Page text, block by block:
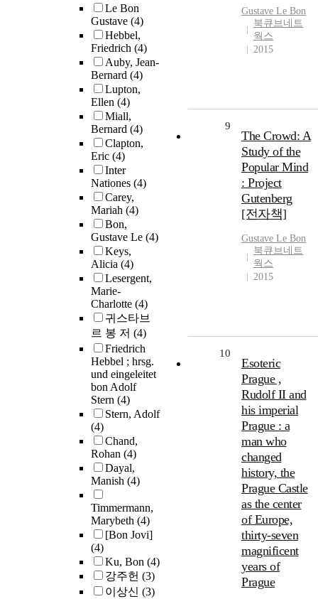
Le Bon
Gustave (4)
Hebbel,
Friedrich (4)
Auby, Jean-
Bernard (4)
Lupton,
Ellen (4)
Miall,
Bernard (4)
Clapton,
Eric (4)
Inter
Nationes (4)
Carey,
Mariah (4)
Bon,
Gustave Le (4)
Keys,
Alicia (4)
Lesergent,
Marie-
Charlotte (4)
귀스타브
르 봉 저 (4)
Friedrich
Hebbel ; hrsg.
und eingeleitet
bon Adolf
Stern (4)
Stern, Adolf
(4)
Chand,
Rohan (4)
Dayal,
Manish (4)
Timmermann,
Marybeth (4)
[Bon Jovi]
(4)
Ku, Bon (4)
강주헌 (3)
이상신 (3)
Gustave Le Bon
북큐브네트
웍스
2015
9
The Crowd: A
Study of the
Popular Mind
: Project
Gutenberg
[전자책]
Gustave Le Bon
북큐브네트
웍스
2015
10
Esoteric
Prague ,
Rudolf II and
his imperial
Prague : a
man who
changed
history, the
Prague Castle
as the center
of Europe,
thirty-seven
magnificent
years of
Prague